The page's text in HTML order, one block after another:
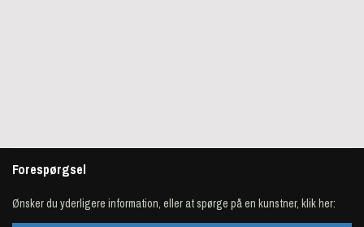
Forespørgsel
Ønsker du yderligere information, eller at spørge på en kunstner, klik her: